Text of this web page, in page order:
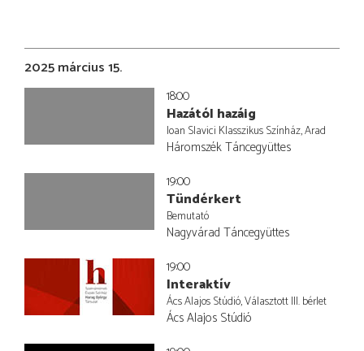
2025 március 15.
18:00
Hazától hazáig
Ioan Slavici Klasszikus Színház, Arad
Háromszék Táncegyüttes
19:00
Tündérkert
Bemutató
Nagyvárad Táncegyüttes
19:00
Interaktív
Ács Alajos Stúdió, Választott III. bérlet
Ács Alajos Stúdió